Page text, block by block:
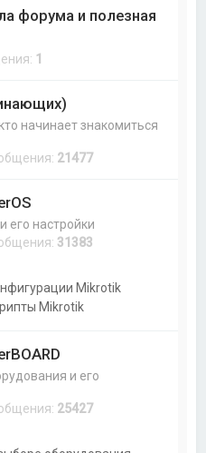
форума и полезная
1
начинает знакомиться
21477
его настройки
31383
Mikrotik
Mikrotik
и его
25427